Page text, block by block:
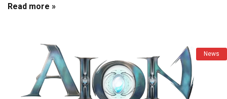
Read more »
News